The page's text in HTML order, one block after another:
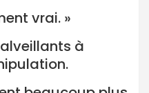
vrai. »
à